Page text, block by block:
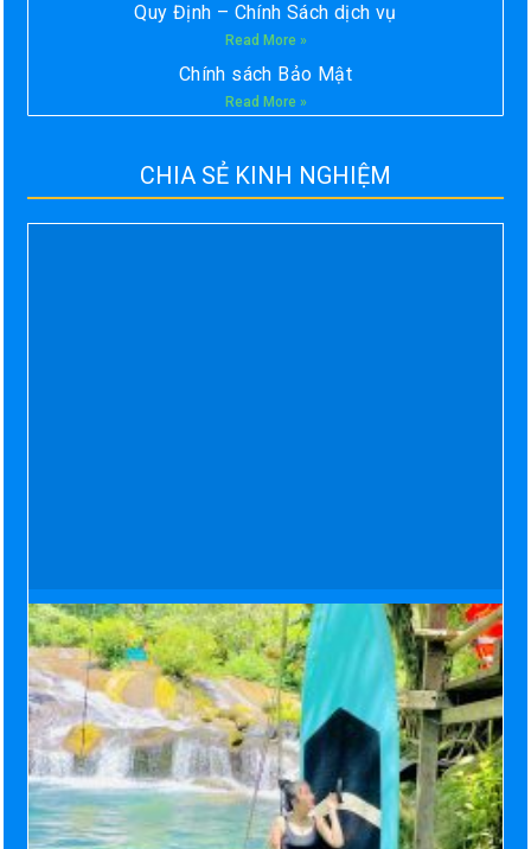
Quy Định – Chính Sách dịch vụ
Read More »
Chính sách Bảo Mật
Read More »
CHIA SẺ KINH NGHIỆM